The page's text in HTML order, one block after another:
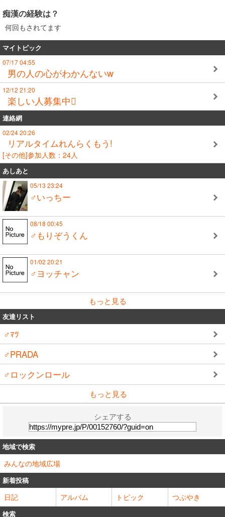
痴漢の経験は？
何回もされてます
マイトピック
07/17 04:55
男の人の心がわかんないw
12/12 21:20
楽しい人募集中
連絡網
02/24 20:26
リアルタイムれんらくもう!
[その他]参加人数：24人
あしあと
05/13 23:24
♂いっちー
08/18 00:45
♂もりぞうくん
01/02 20:21
♂ヨッチャン
もっと見る
友達リスト
♂ﾏﾂ
♂PRADA
♂ロックンロール
もっと見る
シェアする
地域で検索
みんなの地域広場
新着投稿
日記 アルバム トピック つぶやき
検索